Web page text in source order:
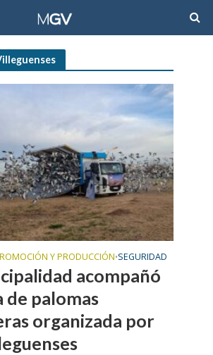
Y PRODUCCIÓN•SEGURIDAD
acompañó
de palomas
organizada por